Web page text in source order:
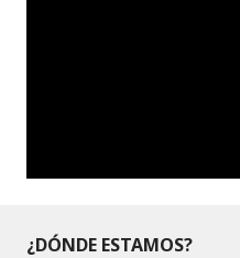
¿DÓNDE ESTAMOS?